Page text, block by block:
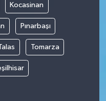
Kocasinan
Pınarbaşı
Tomarza